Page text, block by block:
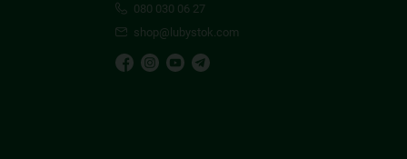
080 030 06 27
shop@lubystok.com